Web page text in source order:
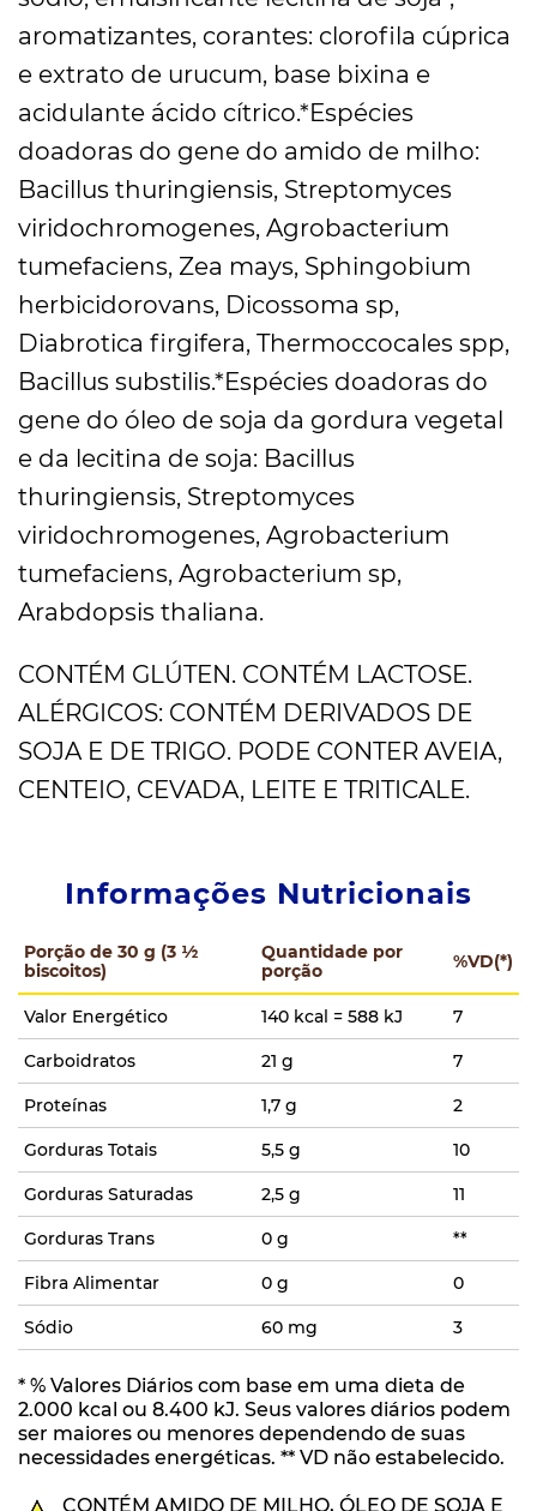
aromatizantes, corantes: clorofila cúprica
e extrato de urucum, base bixina e
acidulante ácido cítrico.*Espécies
doadoras do gene do amido de milho:
Bacillus thuringiensis, Streptomyces
viridochromogenes, Agrobacterium
tumefaciens, Zea mays, Sphingobium
herbicidorovans, Dicossoma sp,
Diabrotica firgifera, Thermoccocales spp,
Bacillus substilis.*Espécies doadoras do
gene do óleo de soja da gordura vegetal
e da lecitina de soja: Bacillus
thuringiensis, Streptomyces
viridochromogenes, Agrobacterium
tumefaciens, Agrobacterium sp,
Arabdopsis thaliana.
CONTÉM GLÚTEN. CONTÉM LACTOSE.
ALÉRGICOS: CONTÉM DERIVADOS DE
SOJA E DE TRIGO. PODE CONTER AVEIA,
CENTEIO, CEVADA, LEITE E TRITICALE.
Informações Nutricionais
Porção de 30 g (3 ½
biscoitos)
Quantidade por
porção
%VD(*)
Valor Energético 140 kcal = 588 kJ 7
Carboidratos 21 g 7
Proteínas 1,7 g 2
Gorduras Totais 5,5 g 10
Gorduras Saturadas 2,5 g 11
Gorduras Trans 0 g **
Fibra Alimentar 0 g 0
Sódio 60 mg 3
* % Valores Diários com base em uma dieta de
2.000 kcal ou 8.400 kJ. Seus valores diários podem
ser maiores ou menores dependendo de suas
necessidades energéticas. ** VD não estabelecido.
CONTÉM AMIDO DE MILHO, ÓLEO DE SOJA E